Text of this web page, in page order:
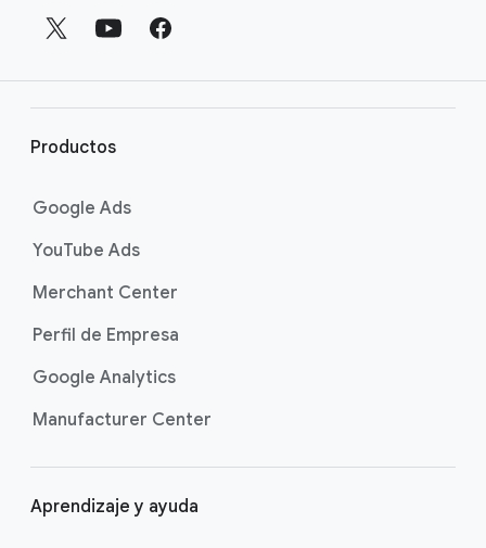
e
Productos
Google Ads
YouTube Ads
Merchant Center
Perfil de Empresa
Google Analytics
Manufacturer Center
Aprendizaje y ayuda